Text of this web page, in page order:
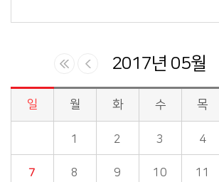
2017년 05월
시정소식>시정 캘린더 게시판의 (2017년 05월) 달력형태로 일정명, 일정내용을 제공합니다.
일 월 화 수 목
1 2 3 4
7 8 9 10 11